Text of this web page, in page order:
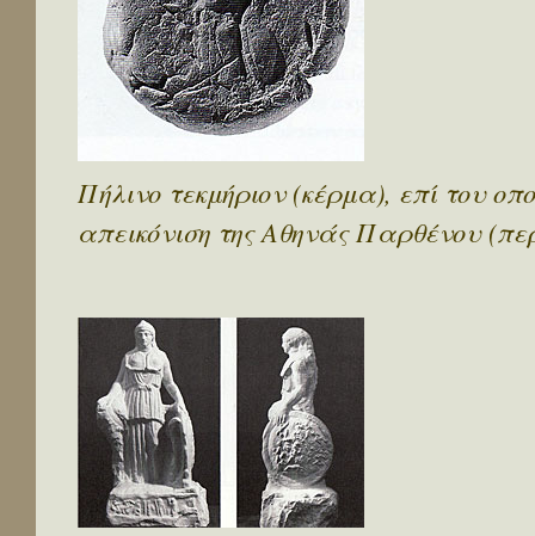
Πήλινο τεκμήριον (κέρμα), επί του
απεικόνιση της Αθηνάς Παρθένου